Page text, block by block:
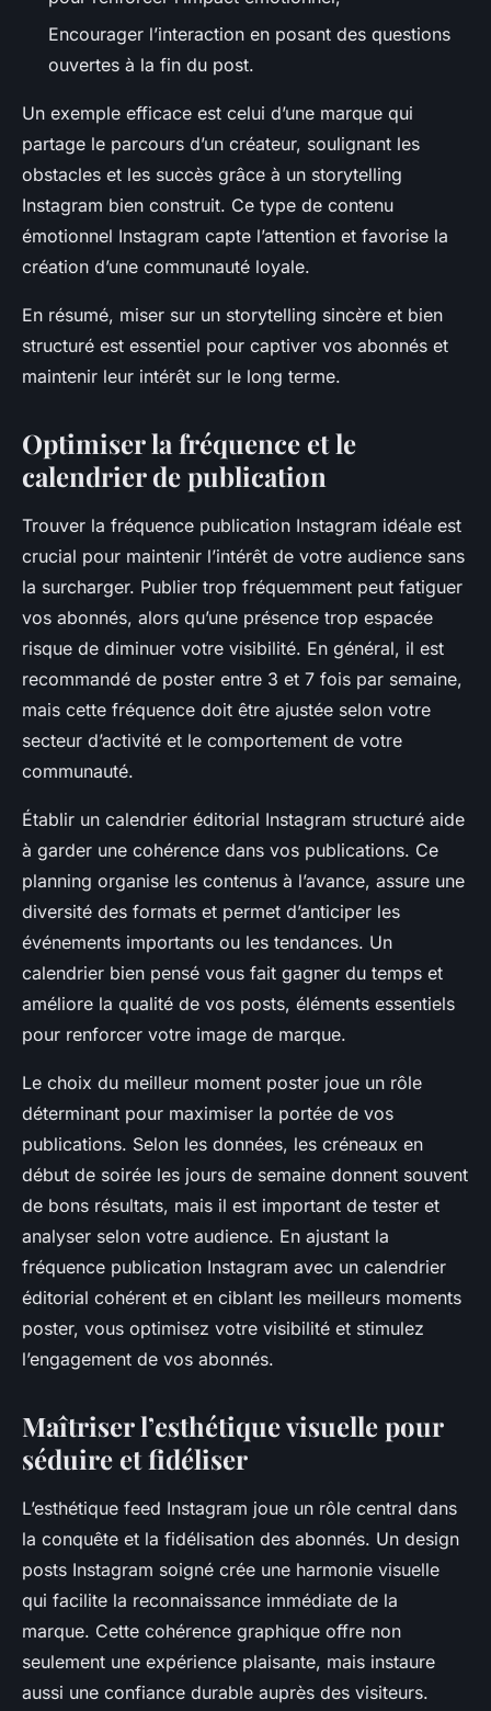
Encourager l’interaction en posant des questions
ouvertes à la fin du post.
Un exemple efficace est celui d’une marque qui
partage le parcours d’un créateur, soulignant les
obstacles et les succès grâce à un storytelling
Instagram bien construit. Ce type de contenu
émotionnel Instagram capte l’attention et favorise la
création d’une communauté loyale.
En résumé, miser sur un storytelling sincère et bien
structuré est essentiel pour captiver vos abonnés et
maintenir leur intérêt sur le long terme.
Optimiser la fréquence et le
calendrier de publication
Trouver la fréquence publication Instagram idéale est
crucial pour maintenir l’intérêt de votre audience sans
la surcharger. Publier trop fréquemment peut fatiguer
vos abonnés, alors qu’une présence trop espacée
risque de diminuer votre visibilité. En général, il est
recommandé de poster entre 3 et 7 fois par semaine,
mais cette fréquence doit être ajustée selon votre
secteur d’activité et le comportement de votre
communauté.
Établir un calendrier éditorial Instagram structuré aide
à garder une cohérence dans vos publications. Ce
planning organise les contenus à l’avance, assure une
diversité des formats et permet d’anticiper les
événements importants ou les tendances. Un
calendrier bien pensé vous fait gagner du temps et
améliore la qualité de vos posts, éléments essentiels
pour renforcer votre image de marque.
Le choix du meilleur moment poster joue un rôle
déterminant pour maximiser la portée de vos
publications. Selon les données, les créneaux en
début de soirée les jours de semaine donnent souvent
de bons résultats, mais il est important de tester et
analyser selon votre audience. En ajustant la
fréquence publication Instagram avec un calendrier
éditorial cohérent et en ciblant les meilleurs moments
poster, vous optimisez votre visibilité et stimulez
l’engagement de vos abonnés.
Maîtriser l’esthétique visuelle pour
séduire et fidéliser
L’esthétique feed Instagram joue un rôle central dans
la conquête et la fidélisation des abonnés. Un design
posts Instagram soigné crée une harmonie visuelle
qui facilite la reconnaissance immédiate de la
marque. Cette cohérence graphique offre non
seulement une expérience plaisante, mais instaure
aussi une confiance durable auprès des visiteurs.